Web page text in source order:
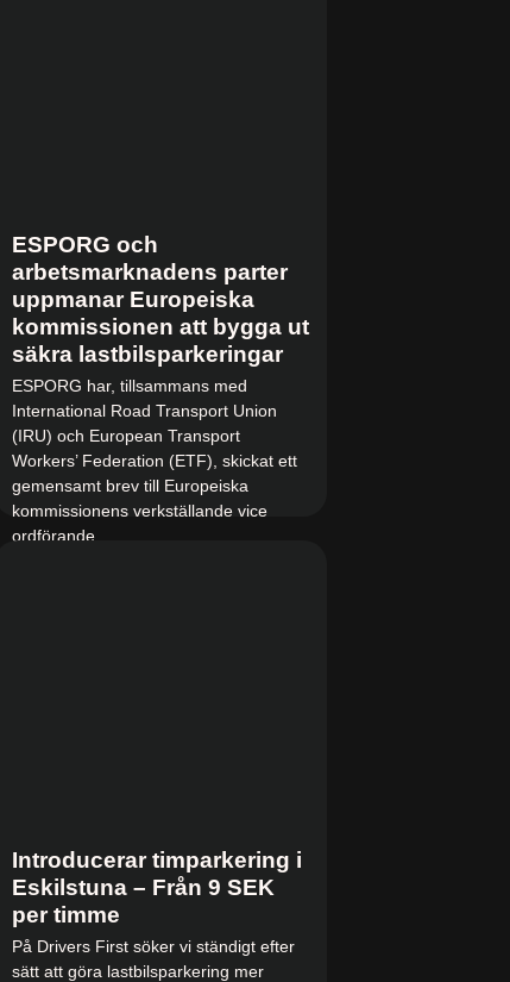
ESPORG och
arbetsmarknadens parter
uppmanar Europeiska
kommissionen att bygga ut
säkra lastbilsparkeringar
ESPORG har, tillsammans med
International Road Transport Union
(IRU) och European Transport
Workers’ Federation (ETF), skickat ett
gemensamt brev till Europeiska
kommissionens verkställande vice
ordförande...
Introducerar timparkering i
Eskilstuna – Från 9 SEK
per timme
På Drivers First söker vi ständigt efter
sätt att göra lastbilsparkering mer